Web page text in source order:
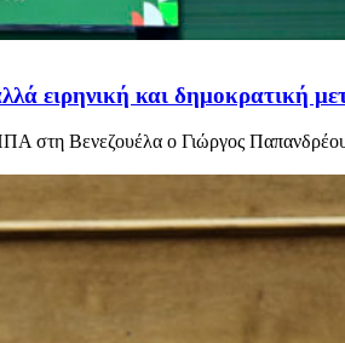
ειρηνική και δημοκρατική
στη Βενεζουέλα ο Γιώργος